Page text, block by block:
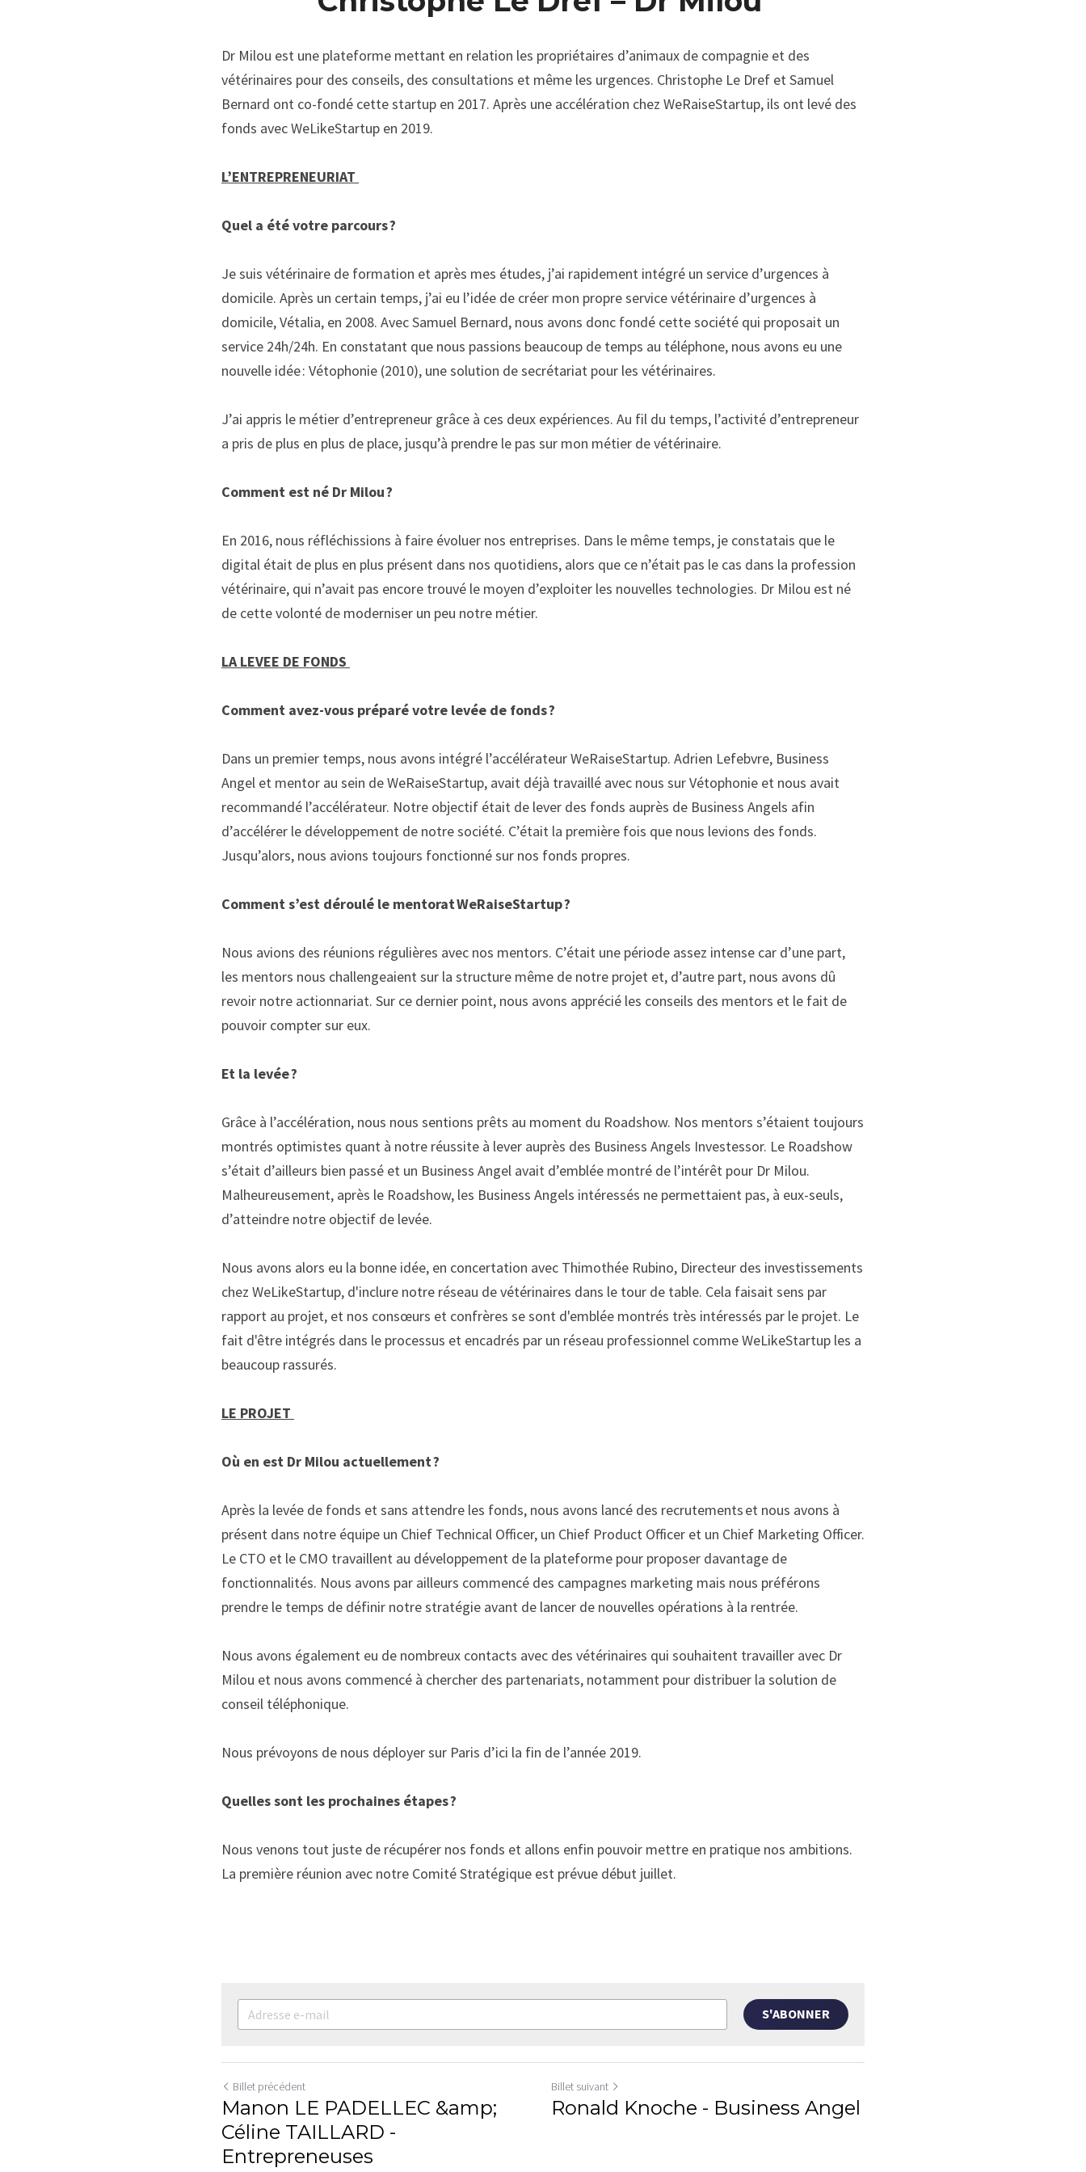
Dr Milou est une plateforme mettant en relation les propriétaires d’animaux de compagnie et des
vétérinaires pour des conseils, des consultations et même les urgences. Christophe Le Dref et Samuel
Bernard ont co-fondé cette startup en 2017. Après une accélération chez WeRaiseStartup, ils ont levé des
fonds avecWeLikeStartup en 2019.
L’ENTREPRENEURIAT
Quel a été votre parcours ?
Je suis vétérinaire de formation et après mes études, j’ai rapidement intégré un service d’urgences à
domicile. Après un certain temps, j’ai eu l’idée de créer mon propre service vétérinaire d’urgences à
domicile,Vétalia, en 2008. Avec Samuel Bernard, nous avons donc fondé cette société qui proposait un
service 24h/24h. En constatant que nous passions beaucoup de temps au téléphone, nous avons eu une
nouvelle idée : Vétophonie (2010), une solution de secrétariat pour les vétérinaires.
J’ai appris le métier d’entrepreneur grâce à ces deux expériences. Au fil du temps, l’activité d’entrepreneur
a pris de plus en plus de place, jusqu’à prendre le pas sur mon métier de vétérinaire.
Comment est né Dr Milou ?
En 2016, nous réfléchissions à faire évoluer nos entreprises. Dans le même temps, je constatais que le
digital était de plus en plus présent dans nos quotidiens, alors que ce n’était pas le cas dans la profession
vétérinaire, qui n’avait pas encore trouvé le moyen d’exploiter les nouvelles technologies. Dr Milou est né
de cette volonté de moderniser un peu notre métier.
LA LEVEE DE FONDS
Comment avez-vous préparé votre levée de fonds ?
Dans un premier temps, nous avons intégré l’accélérateurWeRaiseStartup. Adrien Lefebvre, Business
Angel et mentor au sein deWeRaiseStartup, avait déjà travaillé avec nous surVétophonie et nous avait
recommandé l’accélérateur. Notre objectif était de lever des fonds auprès de Business Angels afin
d’accélérer le développement de notre société. C’était la première fois que nous levions des fonds.
Jusqu’alors, nous avions toujours fonctionné sur nos fonds propres.
Comment s’est déroulé le mentorat WeRaiseStartup ?
Nous avions des réunions régulières avec nos mentors. C’était une période assez intense car d’une part,
les mentors nous challengeaient sur la structure même de notre projet et, d’autre part, nous avons dû
revoir notre actionnariat. Sur ce dernier point, nous avons apprécié les conseils des mentors et le fait de
pouvoir compter sur eux.
Et la levée ?
Grâce à l’accélération, nous nous sentions prêts au moment du Roadshow. Nos mentors s’étaient toujours
montrés optimistes quant à notre réussite à lever auprès des Business Angels Investessor. Le Roadshow
s’était d’ailleurs bien passé et un Business Angel avait d’emblée montré de l’intérêt pour Dr Milou.
Malheureusement, après le Roadshow, les Business Angels intéressés ne permettaient pas, à eux-seuls,
d’atteindre notre objectif de levée.
Nous avons alors eu la bonne idée, en concertation avec Thimothée Rubino, Directeur des investissements
chez WeLikeStartup, d'inclure notre réseau de vétérinaires dans le tour de table. Cela faisait sens par
rapport au projet, et nos consœurs et confrères se sont d'emblée montrés très intéressés par le projet. Le
fait d'être intégrés dans le processus et encadrés par un réseau professionnel commeWeLikeStartup les a
beaucoup rassurés.
LE PROJET
Où en est Dr Milou actuellement ?
Après la levée de fonds et sans attendre les fonds, nous avons lancé des recrutements et nous avons à
présent dans notre équipe un Chief Technical Officer, un Chief Product Officer et un Chief Marketing Officer.
Le CTO et le CMO travaillent au développement de la plateforme pour proposer davantage de
fonctionnalités. Nous avons par ailleurs commencé des campagnes marketing mais nous préférons
prendre le temps de définir notre stratégie avant de lancer de nouvelles opérations à la rentrée.
Nous avons également eu de nombreux contacts avec des vétérinaires qui souhaitent travailler avec Dr
Milou et nous avons commencé à chercher des partenariats, notamment pour distribuer la solution de
conseil téléphonique.
Nous prévoyons de nous déployer sur Paris d’ici la fin de l’année 2019.
Quelles sont les prochaines étapes ?
Nous venons tout juste de récupérer nos fonds et allons enfin pouvoir mettre en pratique nos ambitions.
La première réunion avec notre Comité Stratégique est prévue début juillet.
S'ABONNER
Billet précédent
Manon LE PADELLEC &amp;
Céline TAILLARD -
Entrepreneuses
Billet suivant
Ronald Knoche - Business Angel